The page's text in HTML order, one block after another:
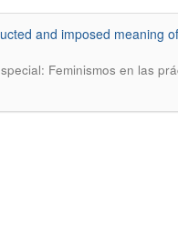
and imposed meaning
Feminismos en las